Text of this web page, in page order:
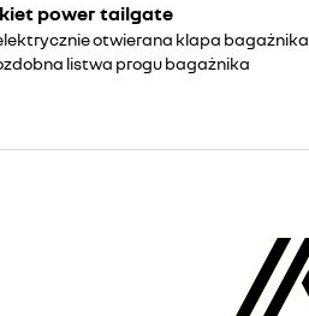
power tailgate
otwierana klapa bagażnika
listwa progu bagażnika